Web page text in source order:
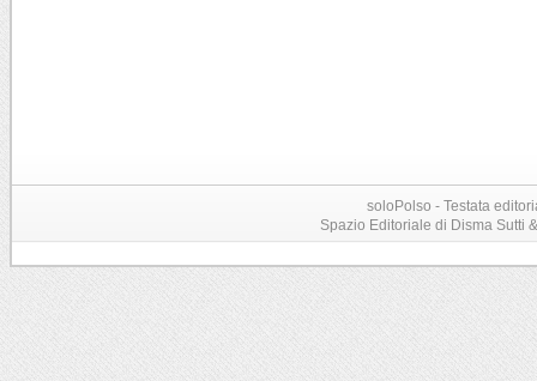
soloPolso - Testata
Spazio Editoriale di Disma Sutti